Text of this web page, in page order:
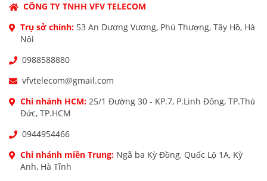
CÔNG TY TNHH VFV TELECOM
Trụ sở chính: 53 An Dương Vương, Phú Thượng, Tây Hồ, Hà
Nội
0988588880
vfvtelecom@gmail.com
Chi nhánh HCM: 25/1 Đường 30 - KP.7, P.Linh Đông, TP.Thủ
Đức, TP.HCM
0944954466
Chi nhánh miền Trung: Ngã ba Kỳ Đồng, Quốc Lộ 1A, Kỳ
Anh, Hà Tĩnh